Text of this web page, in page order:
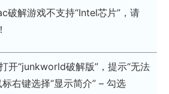
解游戏不支持“Intel芯片”，请
开“junkworld破解版”，提示“无法
右键选择“显示简介” – 勾选